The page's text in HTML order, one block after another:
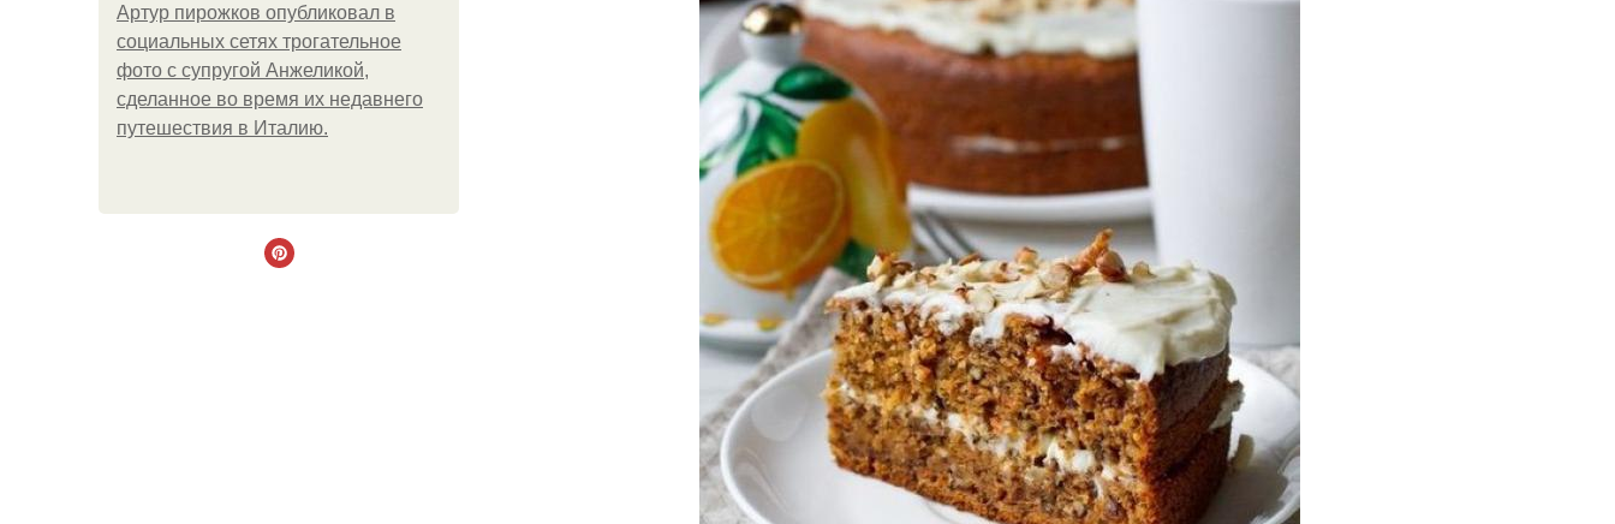
Артур пирожков опубликовал в
социальных сетях трогательное
фото с супругой Анжеликой,
сделанное во время их недавнего
путешествия в Италию.